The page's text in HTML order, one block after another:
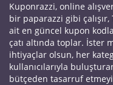
Kuponrazzi, online
bir paparazzi gibi
ait en güncel kupon
çatı altında toplar. İster
ihtiyaçlar olsun, her
kullanıcılarıyla
bütçeden tasarruf